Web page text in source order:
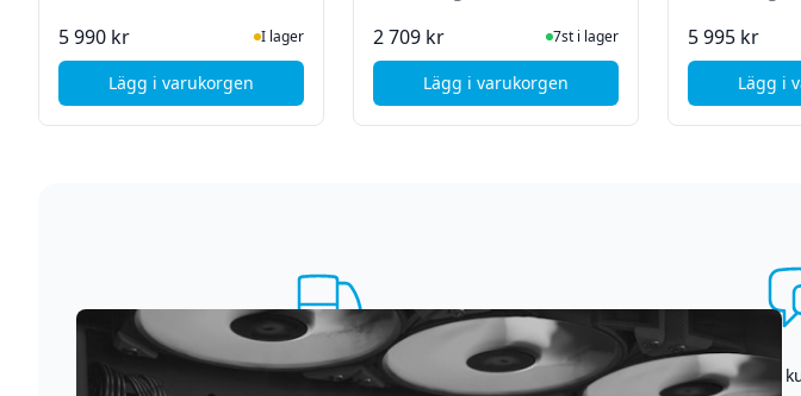
5 990 kr I lager
Lägg i varukorgen, SanDisk Extreme PRO - USB 4 - 2TB
2 709 kr I Lager7st i lager
Lägg i varukorgen, Kingston XS1000 SSD 1TB - Röd
5 995 kr
Lägg i
Supersnabb leverans
Asgrym